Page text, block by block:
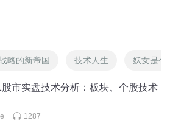
略的新帝国 技术人生 妖女是个
市实盘技术分析：板块、个股技术
1287